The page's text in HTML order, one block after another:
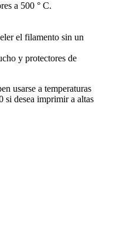
a 500 ° C.
el filamento sin un
y protectores de
usarse a temperaturas
si desea imprimir a altas